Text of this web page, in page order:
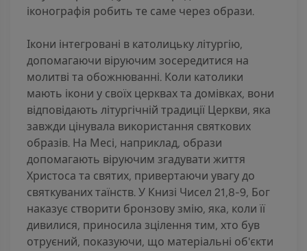
іконографія робить те саме через образи.
Ікони інтегровані в католицьку літургію,
допомагаючи віруючим зосередитися на
молитві та обожнюванні. Коли католики
мають ікони у своїх церквах та домівках, вони
відповідають літургічній традиції Церкви, яка
завжди цінувала використання святкових
образів. На Месі, наприклад, образи
допомагають віруючим згадувати життя
Христоса та святих, привертаючи увагу до
святкуваних таїнств. У Книзі Чисел 21,8-9, Бог
наказує створити бронзову змію, яка, коли її
дивилися, приносила зцілення тим, хто був
отруєний, показуючи, що матеріальні об'єкти